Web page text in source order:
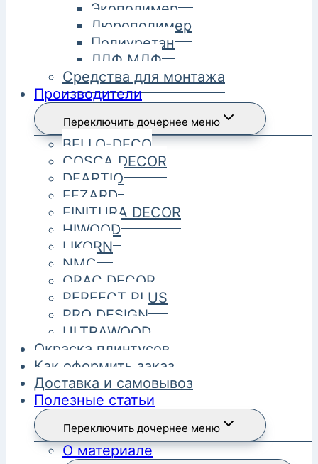
Экополимер
Дюрополимер
Полиуретан
ЛДФ МДФ
Средства для монтажа
Производители
Переключить дочернее меню
BELLO-DECO
COSCA DECOR
DEARTIO
FEZARD
FINITURA DECOR
HIWOOD
LIKORN
NMC
ORAC DECOR
PERFECT PLUS
PRO DESIGN
ULTRAWOOD
Окраска плинтусов
Как оформить заказ
Доставка и самовывоз
Полезные статьи
Переключить дочернее меню
О материале